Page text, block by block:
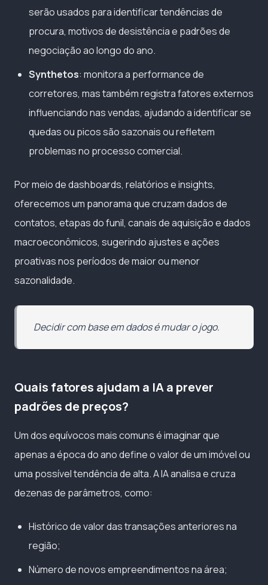
serão usados para identificar tendências de
procura, motivos de desistência e padrões de
negociação ao longo do ano.
Synthetos: monitora a performance de
corretores, mas também registra fatores externos
influenciando nas vendas, ajudando a identificar se
quedas ou picos são sazonais ou refletem
problemas no processo comercial.
Por meio de dashboards, relatórios e insights,
oferecemos um panorama que cruzam dados de
contatos, etapas do funil, canais de aquisição e dados
macroeconômicos, sugerindo ajustes e ações
proativas nos períodos de maior ou menor
sazonalidade.
Decidir com base em dados é mudar o jogo.
Quais fatores ajudam a IA a prever
padrões de preços?
Um dos equívocos mais comuns é imaginar que
apenas a época do ano define o valor de um imóvel ou
uma possível tendência de alta. A IA analisa e cruza
dezenas de parâmetros, como:
Histórico de valor das transações anteriores na
região;
Número de novos empreendimentos na área;